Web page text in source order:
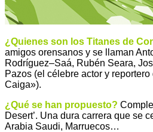
¿Quienes son los Titanes de
amigos orensanos y se llaman
Rodríguez–Saá, Rubén Seara,
Pazos (el célebre actor y
Caiga»).
¿Qué se han propuesto?
Desert’. Una dura carrera que se
Arabia Saudi, Marruecos…